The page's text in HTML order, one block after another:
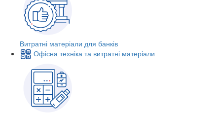
Витратні матеріали для банків
Офісна техніка та витратні матеріали